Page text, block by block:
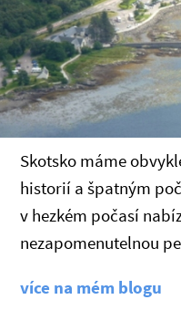
Skotsko máme
historií a špatným
v hezkém počasí
nezapomenutelnou
více na mém blogu